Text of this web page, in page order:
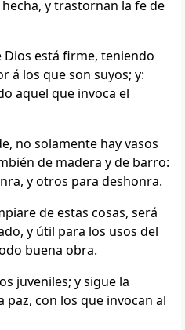
y trastornan la fe de
está firme, teniendo
á los que son suyos; y:
aquel que invoca el
no solamente hay vasos
de madera y de barro:
y otros para deshonra.
de estas cosas, será
y útil para los usos del
buena obra.
juveniles; y sigue la
paz, con los que invocan al